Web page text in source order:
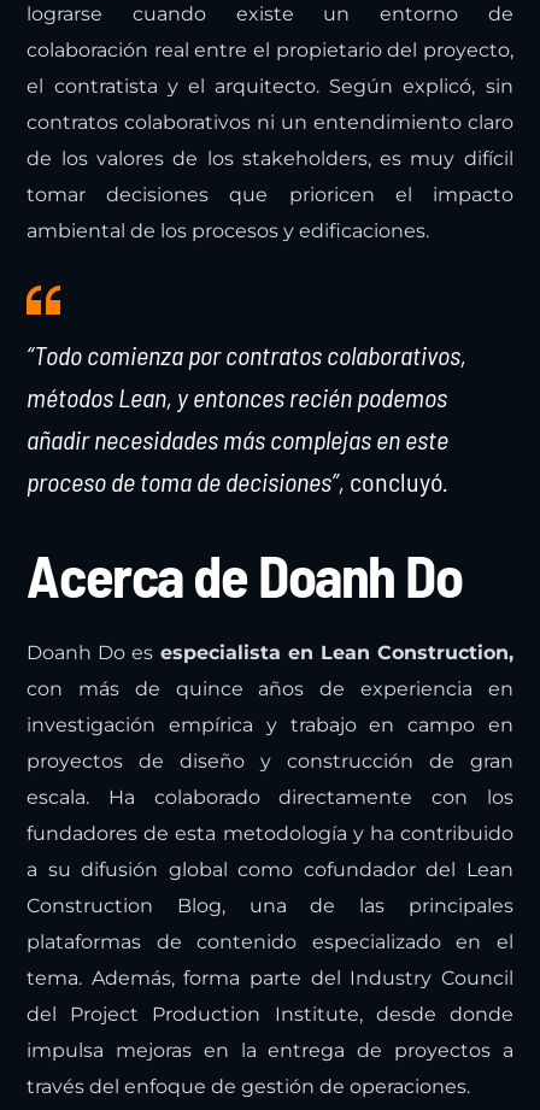
lograrse cuando existe un entorno de
colaboración real entre el propietario del proyecto,
el contratista y el arquitecto. Según explicó, sin
contratos colaborativos ni un entendimiento claro
de los valores de los stakeholders, es muy difícil
tomar decisiones que prioricen el impacto
ambiental de los procesos y edificaciones.
“Todo comienza por contratos colaborativos,
métodos Lean, y entonces recién podemos
añadir necesidades más complejas en este
proceso de toma de decisiones”, concluyó
Acerca de Doanh Do
Doanh Do es especialista en Lean Construction,
con más de quince años de experiencia en
investigación empírica y trabajo en campo en
proyectos de diseño y construcción de gran
escala. Ha colaborado directamente con los
fundadores de esta metodología y ha contribuido
a su difusión global como cofundador del Lean
Construction Blog, una de las principales
plataformas de contenido especializado en el
tema. Además, forma parte del Industry Council
del Project Production Institute, desde donde
impulsa mejoras en la entrega de proyectos a
través del enfoque de gestión de operaciones.